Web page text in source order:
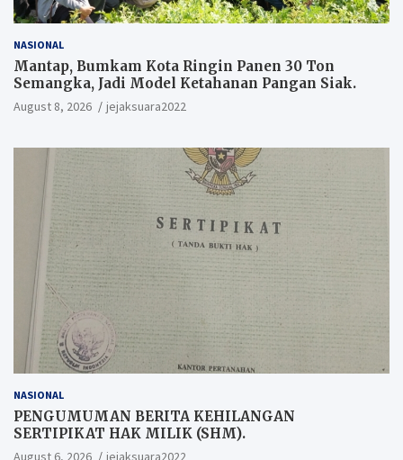
NASIONAL
Mantap, Bumkam Kota Ringin Panen 30 Ton
Semangka, Jadi Model Ketahanan Pangan Siak.
August 8, 2026 jejaksuara2022
NASIONAL
PENGUMUMAN BERITA KEHILANGAN
SERTIPIKAT HAK MILIK (SHM).
August 6, 2026 jejaksuara2022